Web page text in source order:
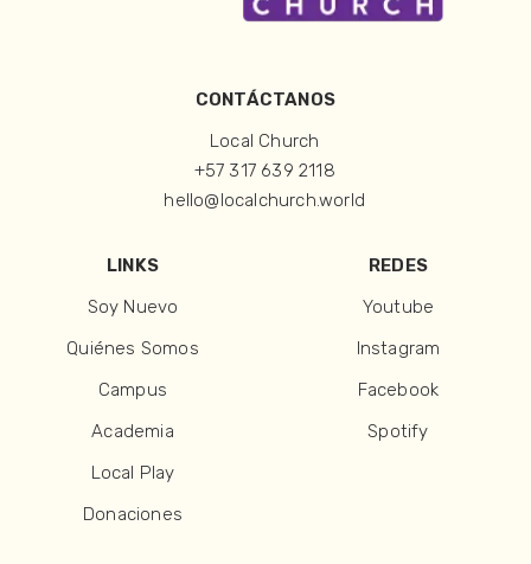
CONTÁCTANOS
Local Church
+57 317 639 2118
hello@localchurch.world
LINKS
Soy Nuevo
Quiénes Somos
Campus
Academia
Local Play
Donaciones
REDES
Youtube
Instagram
Facebook
Spotify